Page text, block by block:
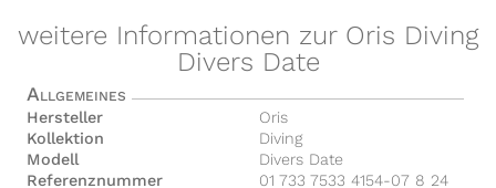
weitere Informationen zur Oris Diving
Divers Date
Allgemeines
Hersteller
Oris
Kollektion
Diving
Modell
Divers Date
Referenznummer
01 733 7533 4154-07 8 24